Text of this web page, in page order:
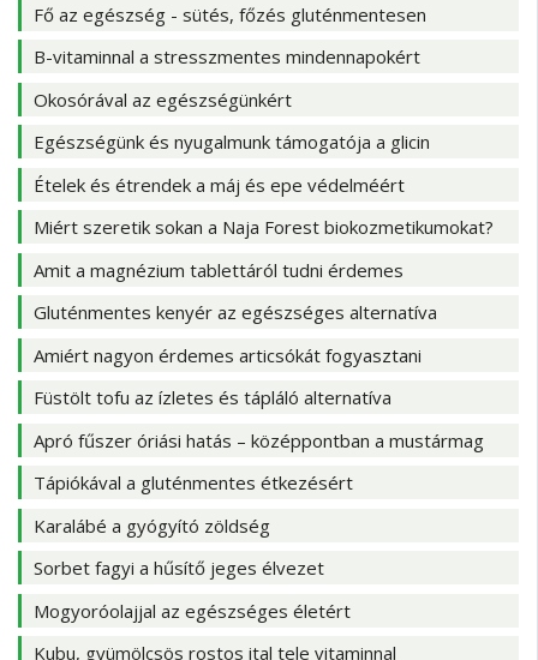
Fő az egészség - sütés, főzés gluténmentesen
B-vitaminnal a stresszmentes mindennapokért
Okosórával az egészségünkért
Egészségünk és nyugalmunk támogatója a glicin
Ételek és étrendek a máj és epe védelméért
Miért szeretik sokan a Naja Forest biokozmetikumokat?
Amit a magnézium tablettáról tudni érdemes
Gluténmentes kenyér az egészséges alternatíva
Amiért nagyon érdemes articsókát fogyasztani
Füstölt tofu az ízletes és tápláló alternatíva
Apró fűszer óriási hatás – középpontban a mustármag
Tápiókával a gluténmentes étkezésért
Karalábé a gyógyító zöldség
Sorbet fagyi a hűsítő jeges élvezet
Mogyoróolajjal az egészséges életért
Kubu, gyümölcsös rostos ital tele vitaminnal